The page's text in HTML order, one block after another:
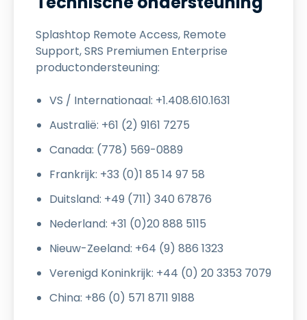
Splashtop Remote Access, Remote
Support, SRS Premiumen Enterprise
productondersteuning:
VS / Internationaal: +1.408.610.1631
Australië: +61 (2) 9161 7275
Canada: (778) 569-0889
Frankrijk: +33 (0)1 85 14 97 58
Duitsland: +49 (711) 340 67876
Nederland: +31 (0)20 888 5115
Nieuw-Zeeland: +64 (9) 886 1323
Verenigd Koninkrijk: +44 (0) 20 3353 7079
China: +86 (0) 571 8711 9188